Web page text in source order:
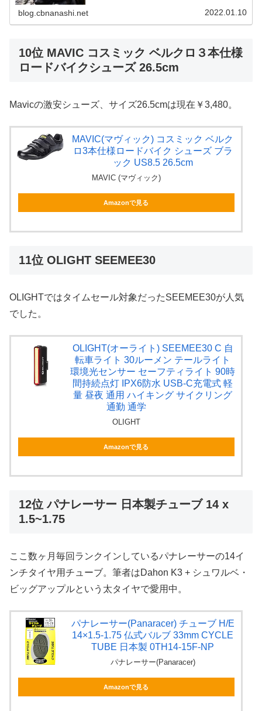
blog.cbnanashi.net 2022.01.10
10位 MAVIC コスミック ベルクロ３本仕様
ロードバイクシューズ 26.5cm
Mavicの激安シューズ、サイズ26.5cmは現在￥3,480。
MAVIC(マヴィック) コスミック ベルク
ロ3本仕様ロードバイク シューズ ブラ
ック US8.5 26.5cm
MAVIC (マヴィック)
Amazonで見る
11位 OLIGHT SEEMEE30
OLIGHTではタイムセール対象だったSEEMEE30が人気
でした。
OLIGHT(オーライト) SEEMEE30 C 自
転車ライト 30ルーメン テールライト
環境光センサー セーフティライト 90時
間持続点灯 IPX6防水 USB-C充電式 軽
量 昼夜 通用 ハイキング サイクリング
通勤 通学
OLIGHT
Amazonで見る
12位 パナレーサー 日本製チューブ 14 x
1.5~1.75
ここ数ヶ月毎回ランクインしているパナレーサーの14イ
ンチタイヤ用チューブ。筆者はDahon K3 + シュワルベ・
ビッグアップルという太タイヤで愛用中。
パナレーサー(Panaracer) チューブ H/E
14×1.5-1.75 仏式バルブ 33mm CYCLE
TUBE 日本製 0TH14-15F-NP
パナレーサー(Panaracer)
Amazonで見る